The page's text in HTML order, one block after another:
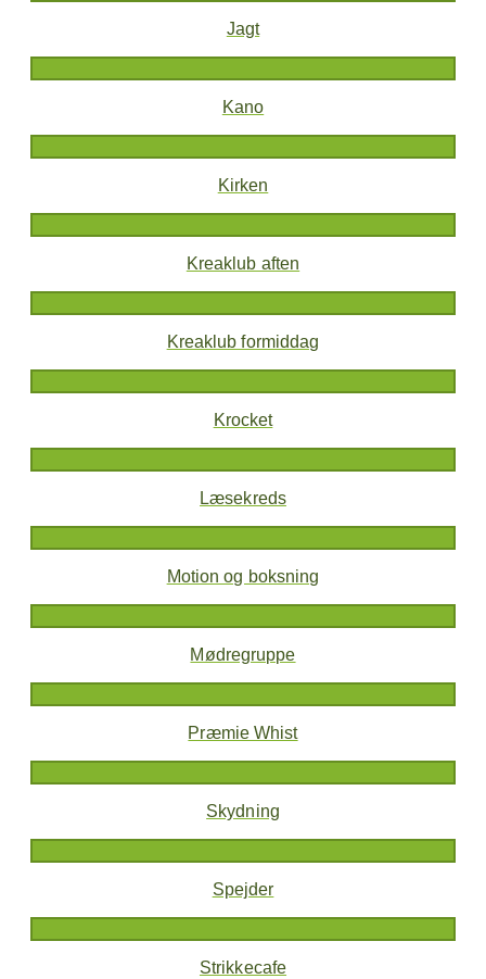
Jagt
Kano
Kirken
Kreaklub aften
Kreaklub formiddag
Krocket
Læsekreds
Motion og boksning
Mødregruppe
Præmie Whist
Skydning
Spejder
Strikkecafe